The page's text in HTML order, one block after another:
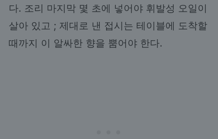
다. 조리 마지막 몇 초에 넣어야 휘발성 오일이
살아 있고 ; 제대로 낸 접시는 테이블에 도착할
때까지 이 알싸한 향을 뿜어야 한다.